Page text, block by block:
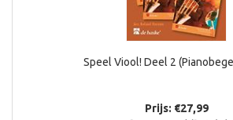
Speel Viool! Deel 2
Prijs: €27,99